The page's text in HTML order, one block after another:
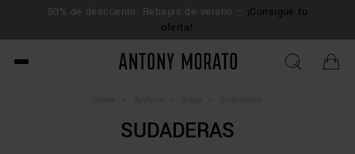
Rebajas de verano –¡Consigue tu
ENVÍO standard GRATUITO
Antony Morato - Official
SUDADERAS